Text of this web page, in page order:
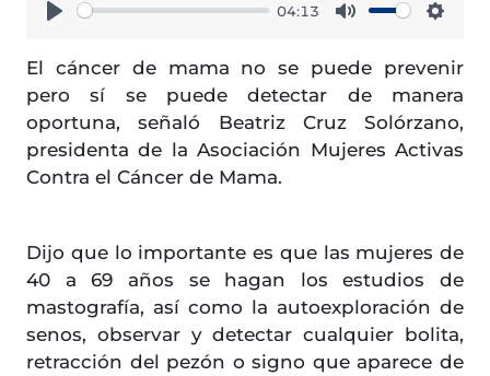
04:13
El cáncer de mama no se puede prevenir
pero sí se puede detectar de manera
oportuna, señaló Beatriz Cruz Solórzano,
presidenta de la Asociación Mujeres Activas
Contra el Cáncer de Mama.
Dijo que lo importante es que las mujeres de
40 a 69 años se hagan los estudios de
mastografía, así como la autoexploración de
senos, observar y detectar cualquier bolita,
retracción del pezón o signo que aparece de